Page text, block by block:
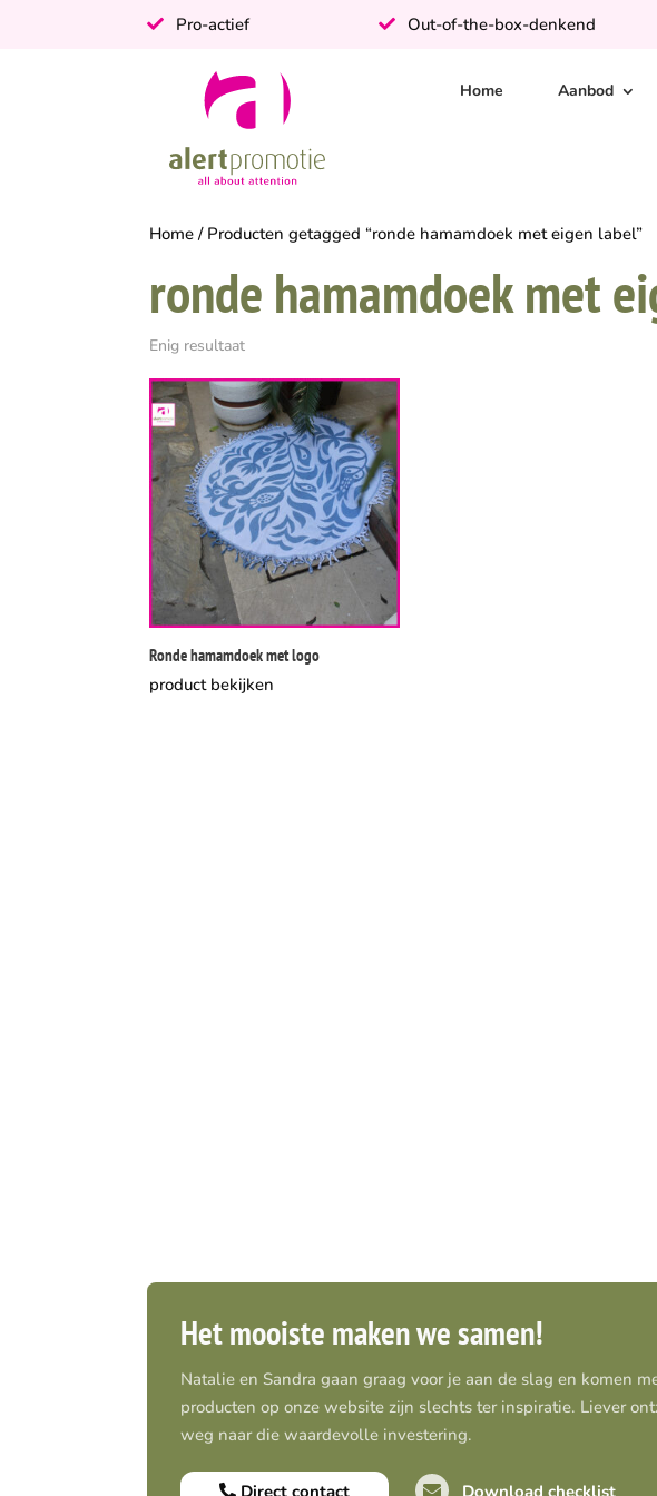
Pro-actief Out-of-the-box-denkend
Home Aanbod
Home / Producten getagged “ronde hamamdoek met eigen label”
ronde hamamdoek met
Enig resultaat
Ronde hamamdoek met logo
product bekijken
Het mooiste maken we samen!
Natalie en Sandra gaan graag voor je aan de slag en komen
producten op onze website zijn slechts ter inspiratie. Liever
weg naar die waardevolle investering.